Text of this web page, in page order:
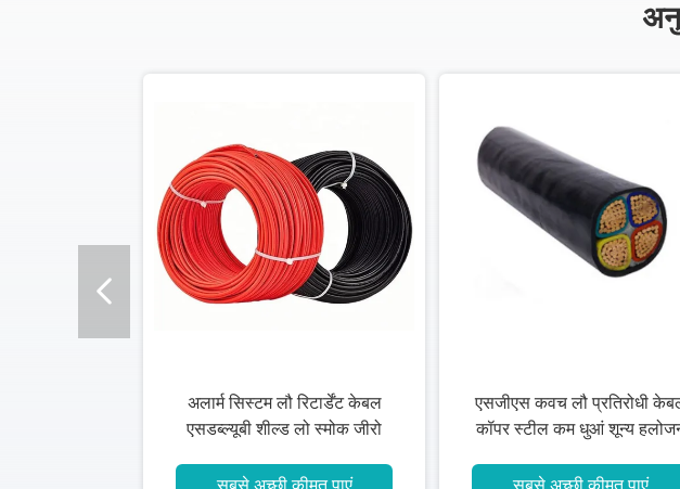
अलार्म सिस्टम लौ रिटार्डेंट केबल
एसडब्ल्यूबी शील्ड लो स्मोक जीरो
सबसे अच्छी कीमत पाएं
एसजीएस कवच लौ प्रतिरोधी
कॉपर स्टील कम धुआं शून्य
सबसे अच्छी कीमत पाएं